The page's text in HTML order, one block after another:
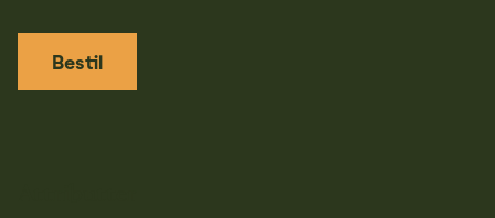
Bestil